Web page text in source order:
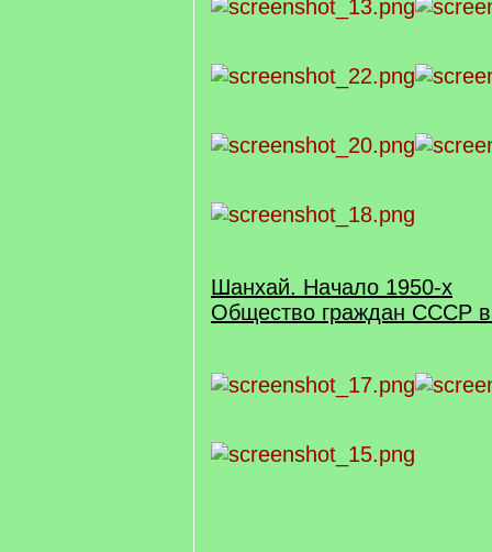
Шанхай. Начало 1950-х
Общество граждан СССР